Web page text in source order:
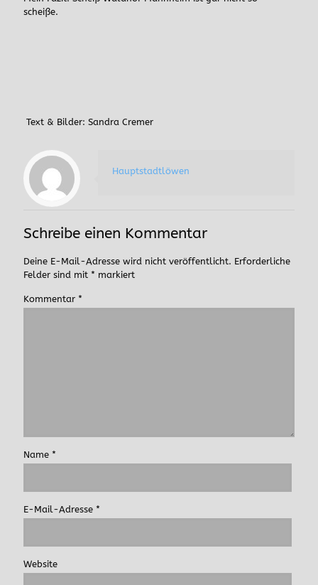
scheiße.
Text & Bilder: Sandra Cremer
Hauptstadtlöwen
Schreibe einen Kommentar
Deine E-Mail-Adresse wird nicht veröffentlicht. Erforderliche
Felder sind mit * markiert
Kommentar *
Name *
E-Mail-Adresse *
Website